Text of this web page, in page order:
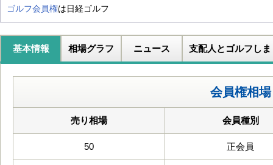
ゴルフ会員権は日経ゴルフ
基本情報 相場グラフ ニュース 支配人とゴルフしま
会員権相場
売り相場 会員種別
50 正会員